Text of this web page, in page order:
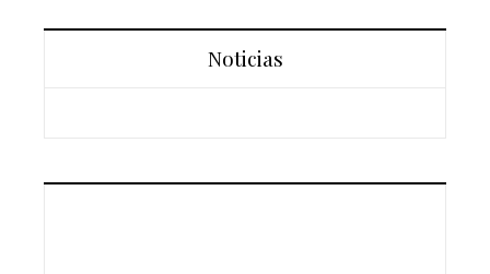
Noticias